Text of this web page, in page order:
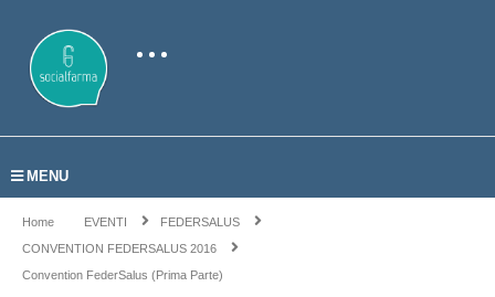
MENU
Home EVENTI
FEDERSALUS
CONVENTION FEDERSALUS 2016
Convention FederSalus (prima Parte)